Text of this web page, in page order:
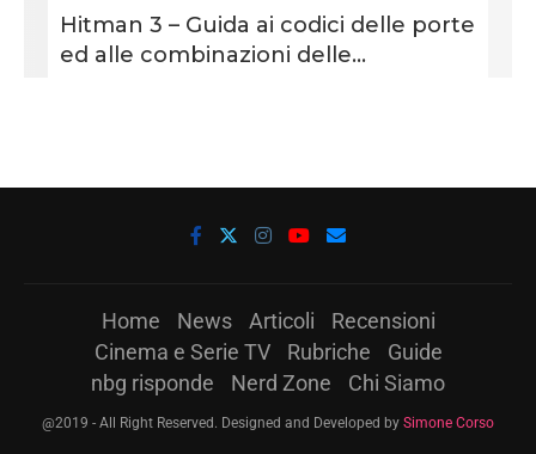
Hitman 3 – Guida ai codici delle porte
ed alle combinazioni delle...
Home News Articoli
Recensioni
Cinema e Serie TV
Rubriche
Guide
nbg risponde
Nerd Zone Chi Siamo
@2019 - All Right Reserved. Designed and Developed by Simone Corso